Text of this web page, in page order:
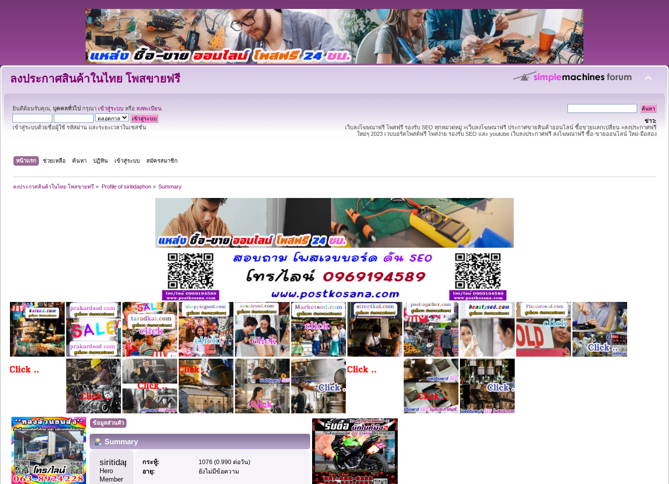
ลงประกาศสินค้าในไทย โพสขายฟรี
ยินดีต้อนรับคุณ, บุคคลทั่วไป กรุณา เข้าสู่ระบบ หรือ ลงทะเบียน
เข้าสู่ระบบด้วยชื่อผู้ใช้ รหัสผ่าน และระยะเวลาในเซสชั่น
ข่าว:
เว็บลงโฆษณาฟรี โพสฟรี รองรับ SEO ทุกหมวดหมู่ »เว็บลงโฆษณาฟรี ประกาศขายสินค้าออนไลน์ ซื้อขายแลกเปลี่ยน »ลงประกาศฟรี
ใหม่ๆ 2023 เวบบอร์ดโพสต์ฟรี โพสง่าย รองรับ SEO และ youtube เว็บลงประกาศฟรี ลงโฆษณาฟรี ซื้อ-ขายออนไลน์ ใหม่-มือสอง
หน้าแรก ช่วยเหลือ ค้นหา ปฏิทิน เข้าสู่ระบบ สมัครสมาชิก
ลงประกาศสินค้าในไทย โพสขายฟรี » Profile of siritidaphon» Summary
ข้อมูลส่วนตัว
Summary
siritidaphon
Hero
Member
กระทู้:
1076 (0.990 ต่อวัน)
อายุ:
ยังไม่มีข้อความ